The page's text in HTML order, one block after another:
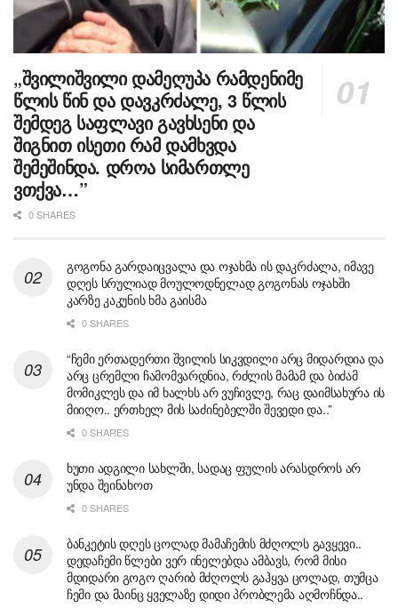
„შვილიშვილი დამეღუპა რამდენიმე
წლის წინ და დავკრძალე, 3 წლის
შემდეგ საფლავი გავხსენი და
შიგნით ისეთი რამ დამხვდა
შემეშინდა. დროა სიმართლე
ვთქვა…”
0 SHARES
გოგონა გარდაიცვალა და ოჯახმა ის დაკრძალა, იმავე
დღეს სრულიად მოულოდნელად გოგონას ოჯახში
კარზე კაკუნის ხმა გაისმა
0 SHARES
“ჩემი ერთადერთი შვილის სიკვდილი არც მიდარდია და
არც ცრემლი ჩამომვარდნია, რძლის მამამ და ბიძამ
მომიკლეს და იმ ხალხს არ ვუჩივლე, რაც დაიმსახურა ის
მიიღო.. ერთხელ მის საძინებელში შევედი და..”
0 SHARES
ხუთი ადგილი სახლში, სადაც ფულის არასდროს არ
უნდა შეინახოთ
0 SHARES
ბანკეტის დღეს ცოლად მამაჩემის მძღოლს გავყევი..
დედაჩემი წლები ვერ ინელებდა ამბავს, რომ მისი
მდიდარი გოგო ღარიბ მძღოლს გაჰყვა ცოლად, თუმცა
ჩემი და მაინც ყველაზე დიდი პრობლემა აღმოჩნდა..